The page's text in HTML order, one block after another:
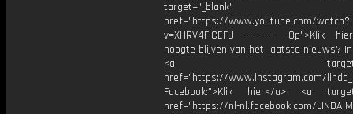
target="_blank"
href="https://www.youtube.com/watch?
v=XHRV4FlCEFU ---------- Op">Klik
hoogte blijven van het laatste nieuws?
<a
href="https://www.instagram.com/
Facebook:">Klik hier</a> <a
href="https://nl-nl.facebook.com/